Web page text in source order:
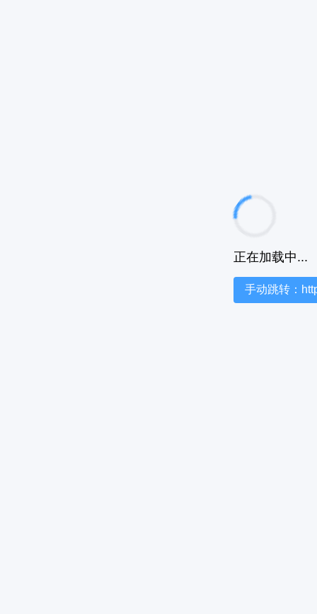
正在加载中...
手动跳转：